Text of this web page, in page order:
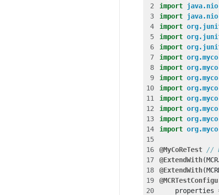
3
4
5
6
7
8
9
10
13
14
15
16
17
18
19
20
import
import
import
import
import
import
import
import
import
import
import
import
import
@MyCoReTest //
@ExtendWith(
@ExtendWith(
properties